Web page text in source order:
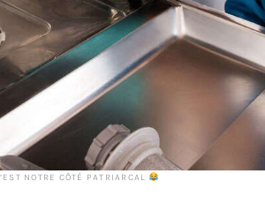
NOTRE CÔTÉ PATRIARCAL